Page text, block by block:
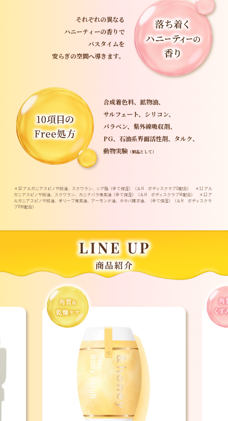
それぞれの異なる
ハニーティーの香りで
バスタイムを
安らぎの空間へ導きます。
合成着色料、鉱物油、
サルフェート、 シリコン、
パラベン、紫外線吸収剤、
PG、石油系界面活性剤、タルク、
動物実験（製品として）
＊10 アルガニアスピノサ核油、スクワラン、シア脂（全て保湿）（＆H ボディスクラブD配合） ＊11 アル
ガニアスピノサ核油、スクワラン、カニナバラ果実油（全て保湿）（＆H ボディスクラブM配合） ＊12 ア
ルガニアスピノサ核油、オリーブ果実油、アーモンド油、ホホバ種子油、（全て保湿）（＆H ボディスクラ
ブPM配合）